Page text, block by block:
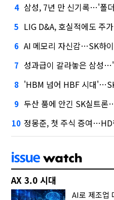
4 삼성, 7년 만 신기록…'폴
5 LIG D&A, 호실적에도 주
6 AI 메모리 자신감…SK하
7 성과급이 갈라놓은 삼성
8 'HBM 넘어 HBF 시대'…SK하이
9 두산 품에 안긴 SK실트론…
10 정몽준, 첫 주식 증여…HD
AX 3.0 시대